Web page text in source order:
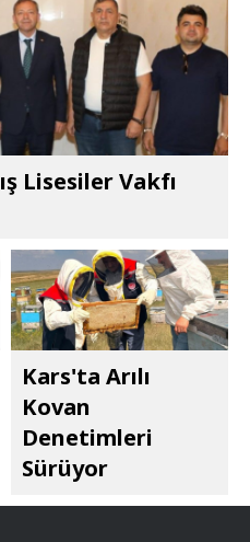
Lisesiler Vakfı
Kars'ta Arılı
Kovan
Denetimleri
Sürüyor